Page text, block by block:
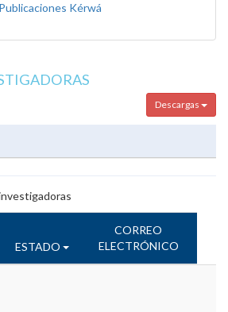
Publicaciones Kérwá
Descargas
ESTADO
CORREO
ELECTRÓNICO